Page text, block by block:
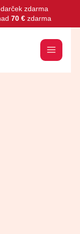
zdarma
70 € zdarma